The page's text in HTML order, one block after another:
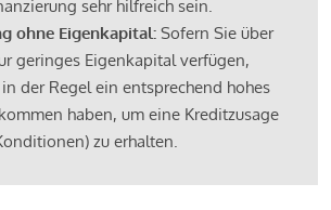
sehr hilfreich sein.
ohne Eigenkapital: Sofern Sie über
geringes Eigenkapital verfügen,
der Regel ein entsprechend hohes
haben, um eine Kreditzusage
zu erhalten.